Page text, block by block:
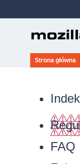
Strona główna
FAQ